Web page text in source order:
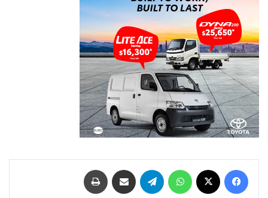
فيسبوك واتساب تيلقرام مشاركة عبر البريد